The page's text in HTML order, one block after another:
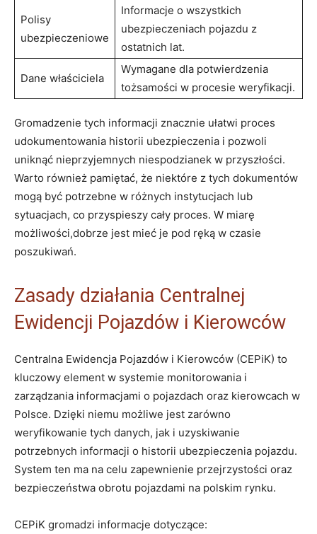
Polisy
ubezpieczeniowe
Informacje o wszystkich
ubezpieczeniach pojazdu z
ostatnich lat.
Dane właściciela
Wymagane dla potwierdzenia
tożsamości w procesie weryfikacji.
Gromadzenie tych informacji znacznie ułatwi proces
udokumentowania historii ubezpieczenia i pozwoli
uniknąć nieprzyjemnych niespodzianek w przyszłości.
Warto również pamiętać, że niektóre z tych dokumentów
mogą być potrzebne w różnych instytucjach lub
sytuacjach, co przyspieszy cały proces. W miarę
możliwości,dobrze jest mieć je pod ręką w czasie
poszukiwań.
Zasady działania Centralnej
Ewidencji Pojazdów i Kierowców
Centralna Ewidencja Pojazdów i Kierowców (CEPiK) to
kluczowy element w systemie monitorowania i
zarządzania informacjami o pojazdach oraz kierowcach w
Polsce. Dzięki niemu możliwe jest zarówno
weryfikowanie tych danych, jak i uzyskiwanie
potrzebnych informacji o historii ubezpieczenia pojazdu.
System ten ma na celu zapewnienie przejrzystości oraz
bezpieczeństwa obrotu pojazdami na polskim rynku.
CEPiK gromadzi informacje dotyczące: